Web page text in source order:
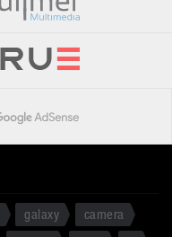
galaxy
camera